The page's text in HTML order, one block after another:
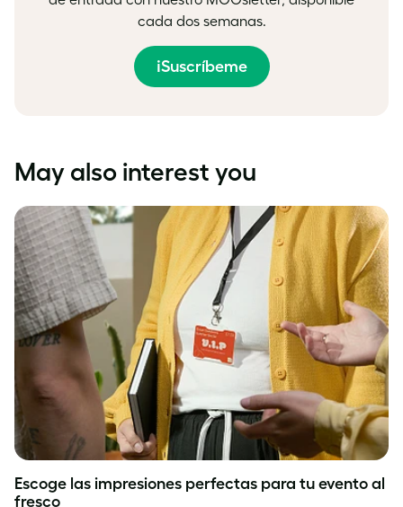
cada dos semanas.
¡Suscríbeme
May also interest you
Escoge las impresiones perfectas para tu evento al
fresco